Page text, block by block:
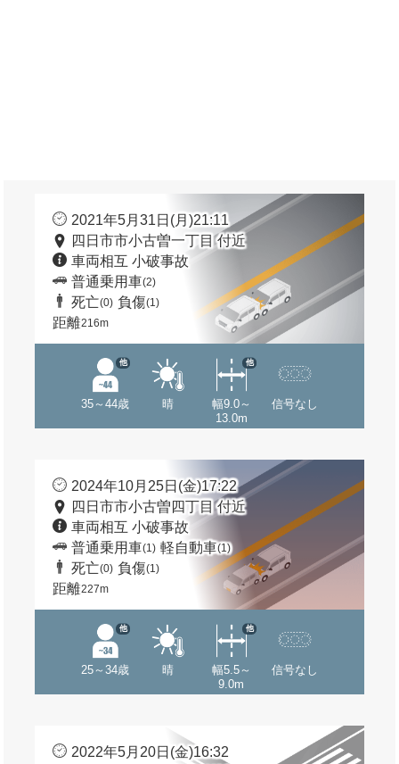
2021年5月31日(月)21:11
四日市市小古曽一丁目 付近
車両相互 小破事故
普通乗用車(2)
死亡(0) 負傷(1)
距離216m
35～44歳
他
晴
幅9.0～
13.0m
他
信号なし
2024年10月25日(金)17:22
四日市市小古曽四丁目 付近
車両相互 小破事故
普通乗用車(1) 軽自動車(1)
死亡(0) 負傷(1)
距離227m
25～34歳
他
晴
幅5.5～
9.0m
他
信号なし
2022年5月20日(金)16:32